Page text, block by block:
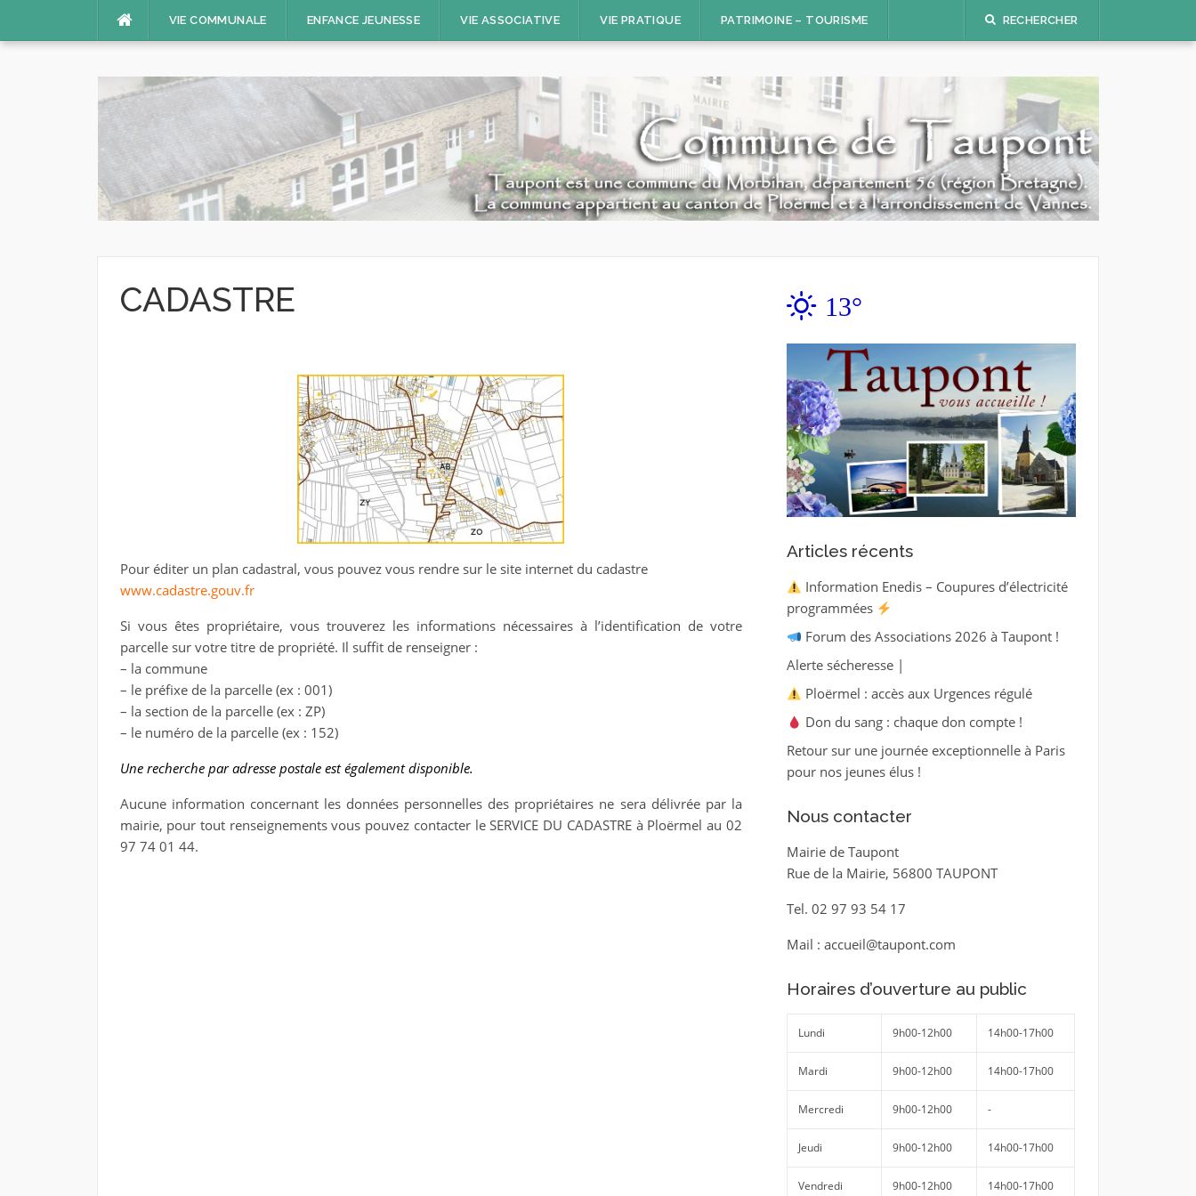
VIE COMMUNALE ENFANCE JEUNESSE VIE ASSOCIATIVE VIE PRATIQUE PATRIMOINE – TOURISME RECHERCHER
CADASTRE
Pour éditer un plan cadastral, vous pouvez vous rendre sur le site internet du cadastre
www.cadastre.gouv.fr
Si vous êtes propriétaire, vous trouverez les informations nécessaires à l’identification de votre
parcelle sur votre titre de propriété. Il suffit de renseigner :
– la commune
– le préfixe de la parcelle (ex : 001)
– la section de la parcelle (ex : ZP)
– le numéro de la parcelle (ex : 152)
Une recherche par adresse postale est également disponible.
Aucune information concernant les données personnelles des propriétaires ne sera délivrée par la
mairie, pour tout renseignements vous pouvez contacter le SERVICE DU CADASTRE à Ploërmel au 02
97 74 01 44.
13°
Articles récents
Information Enedis – Coupures d’électricité
programmées
Forum des Associations 2026 à Taupont !
Alerte sécheresse |
Ploërmel : accès aux Urgences régulé
Don du sang : chaque don compte !
Retour sur une journée exceptionnelle à Paris
pour nos jeunes élus !
Nous contacter
Mairie de Taupont
Rue de la Mairie, 56800 TAUPONT
Tel. 02 97 93 54 17
Mail : accueil@taupont.com
Horaires d’ouverture au public
Lundi 9h00-12h00 14h00-17h00
Mardi 9h00-12h00 14h00-17h00
Mercredi 9h00-12h00 -
Jeudi 9h00-12h00 14h00-17h00
Vendredi 9h00-12h00 14h00-17h00